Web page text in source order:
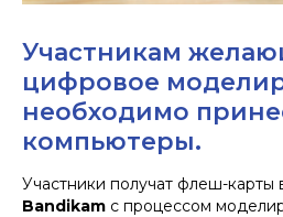
Участникам
цифровое
необходимо
компьютеры.
Участники получат флеш-карты
Bandikam с процессом